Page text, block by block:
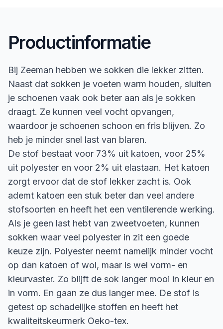
Productinformatie
Bij Zeeman hebben we sokken die lekker zitten.
Naast dat sokken je voeten warm houden, sluiten
je schoenen vaak ook beter aan als je sokken
draagt. Ze kunnen veel vocht opvangen,
waardoor je schoenen schoon en fris blijven. Zo
heb je minder snel last van blaren.
De stof bestaat voor 73% uit katoen, voor 25%
uit polyester en voor 2% uit elastaan. Het katoen
zorgt ervoor dat de stof lekker zacht is. Ook
ademt katoen een stuk beter dan veel andere
stofsoorten en heeft het een ventilerende werking.
Als je geen last hebt van zweetvoeten, kunnen
sokken waar veel polyester in zit een goede
keuze zijn. Polyester neemt namelijk minder vocht
op dan katoen of wol, maar is wel vorm- en
kleurvaster. Zo blijft de sok langer mooi in kleur en
in vorm. En gaan ze dus langer mee. De stof is
getest op schadelijke stoffen en heeft het
kwaliteitskeurmerk Oeko-tex.